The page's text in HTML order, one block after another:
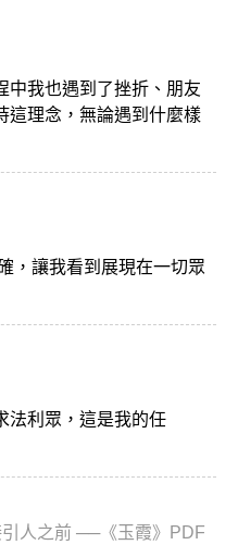
中我也遇到了挫折、朋友
理念，無論遇到什麼樣
，讓我看到展現在一切眾
法利眾，這是我的任
人之前 ──《玉霞》PDF